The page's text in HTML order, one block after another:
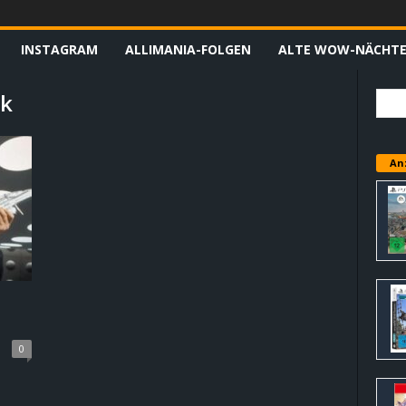
INSTAGRAM ALLIMANIA-FOLGEN ALTE WOW-NÄCHTE
0